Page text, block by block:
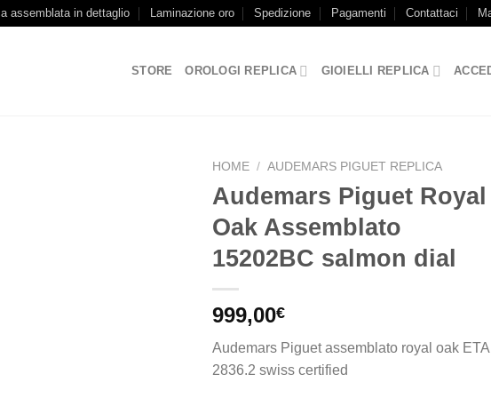
assemblata in dettaglio Laminazione oro Spedizione Pagamenti Contattaci
STORE OROLOGI REPLICA GIOIELLI REPLICA
HOME / AUDEMARS PIGUET REPLICA
Audemars Piguet Royal
Oak Assemblato
15202BC salmon dial
999,00€
Audemars Piguet assemblato royal oak ETA
2836.2 swiss certified